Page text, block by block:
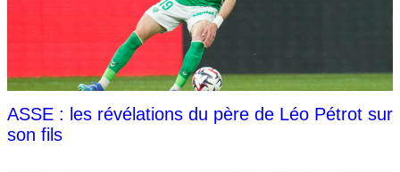
ASSE : les révélations du père de Léo Pétrot sur
son fils